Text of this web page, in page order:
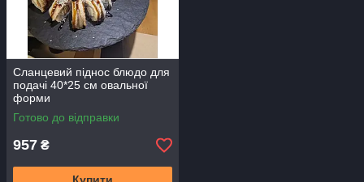
Сланцевий піднос блюдо для
подачі 40*25 см овальної
форми
Готово до відправки
957 ₴